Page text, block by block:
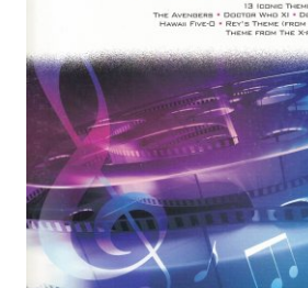
Historiek